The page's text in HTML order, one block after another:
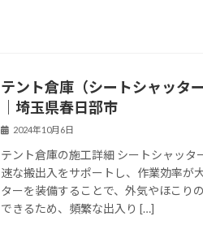
テント倉庫（シートシャッタ
｜埼玉県春日部市
2024年10月6日
テント倉庫の施工詳細 シートシャッタ
速な搬出入をサポートし、作業効率が
ターを装備することで、外気やほこり
できるため、頻繁な出入り […]